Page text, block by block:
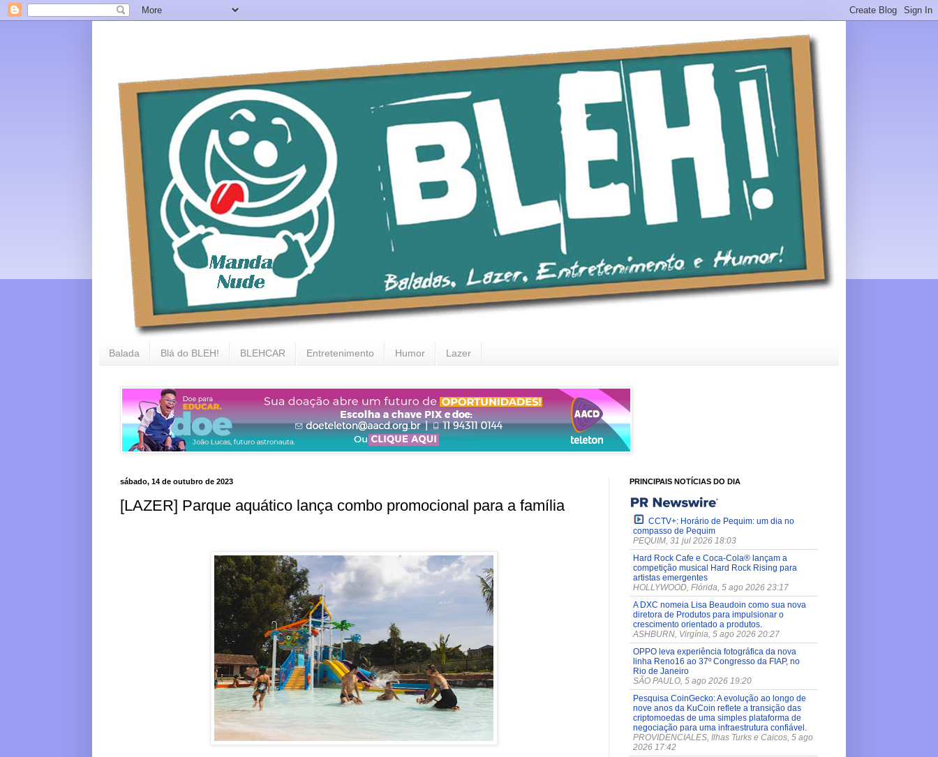
Balada Blá do BLEH! BLEHCAR Entretenimento Humor Lazer
sábado, 14 de outubro de 2023
[LAZER] Parque aquático lança combo promocional para a família
PRINCIPAIS NOTÍCIAS DO DIA
CCTV+: Horário de Pequim: um dia no
compasso de Pequim
PEQUIM, 31 jul 2026 18:03
Hard Rock Cafe e Coca-Cola® lançam a
competição musical Hard Rock Rising para
artistas emergentes
HOLLYWOOD, Flórida, 5 ago 2026 23:17
A DXC nomeia Lisa Beaudoin como sua nova
diretora de Produtos para impulsionar o
crescimento orientado a produtos.
ASHBURN, Virgínia, 5 ago 2026 20:27
OPPO leva experiência fotográfica da nova
linha Reno16 ao 37º Congresso da FIAP, no
Rio de Janeiro
SÃO PAULO, 5 ago 2026 19:20
Pesquisa CoinGecko: A evolução ao longo de
nove anos da KuCoin reflete a transição das
criptomoedas de uma simples plataforma de
negociação para uma infraestrutura confiável.
PROVIDENCIALES, Ilhas Turks e Caicos, 5 ago
2026 17:42